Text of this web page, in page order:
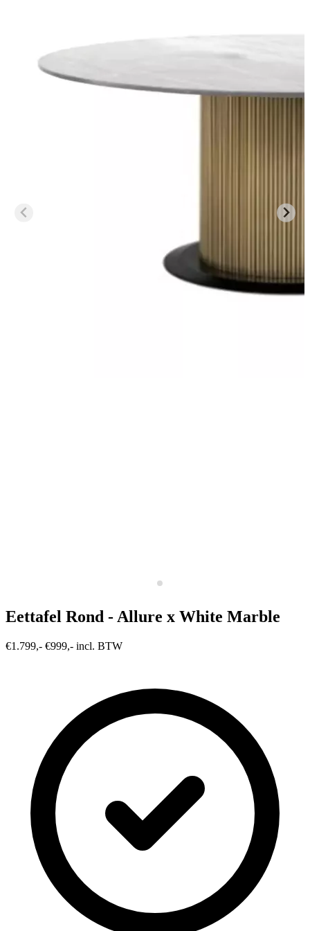
Eettafel Rond - Allure x White Marble
€1.799,- €999,- incl. BTW